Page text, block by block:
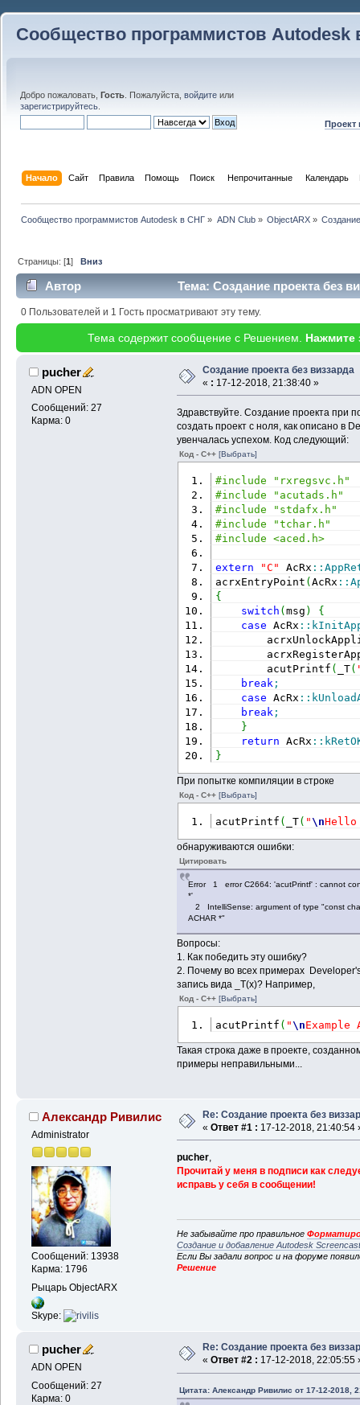
Сообщество программистов Autodesk
Добро пожаловать, Гость . Пожалуйста, войдите или
зарегистрируйтесь
Проект
Начало Сайт Правила Помощь Поиск Непрочитанные Календарь
Сообщество программистов Autodesk в СНГ » ADN Club» ObjectARX»
Страницы: [1]Вниз
Автор Тема: Создание проекта без
0 Пользователей и 1 Гость просматривают эту тему.
Тема содержит сообщение с Решением. Нажмите
pucher
ADN OPEN
Сообщений: 27
Карма: 0
Создание проекта без виззарда
« : 17-12-2018, 21:38:40 »
Здравствуйте. Создание проекта при
создать проект с ноля, как описано в
увенчалась успехом. Код следующий:
Код - C++ [Выбрать]
#include "rxregsvc.h"
#include "acutads.h"
#include "stdafx.h"
#include "tchar.h"
#include <aced.h>
extern "C" AcRx ::
acrxEntryPoint (AcRx ::
{
switch (msg )
{
case AcRx ::
acutPrintf ( _T(
break ;
case AcRx ::
break ;
}
return AcRx ::
}
При попытке компиляции в строке
Код - C++ [Выбрать]
acutPrintf ( _T( "\n
обнаруживаются ошибки:
Цитировать
Error 1 error C2664: 'acutPrintf' : cannot
*'
2 IntelliSense: argument of type "const
ACHAR *"
Вопросы:
1. Как победить эту ошибку?
2. Почему во всех примерах
запись вида _T(x)? Например,
Код - C++ [Выбрать]
acutPrintf ( "\n
Такая строка даже в проекте,
примеры неправильными...
Александр Ривилис
Administrator
Сообщений: 13938
Карма: 1796
Рыцарь ObjectARX
Skype:
Re: Создание проекта без
« Ответ #1 : 17-12-2018, 21:40:54
pucher,
Прочитай у меня в подписи как
исправь у себя в сообщении!
Не забывайте про правильное
Создание и добавление Autodesk
Если Вы задали вопрос и на форуме
Решение
pucher
ADN OPEN
Сообщений: 27
Карма: 0
Re: Создание проекта без
« Ответ #2 : 17-12-2018, 22:05:55
Цитата: Александр Ривилис от 17-12-2018,